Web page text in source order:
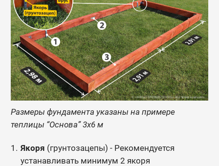
Размеры фундамента указаны на примере
теплицы “Основа” 3х6 м
Якоря (грунтозацепы) - Рекомендуется
устанавливать минимум 2 якоря